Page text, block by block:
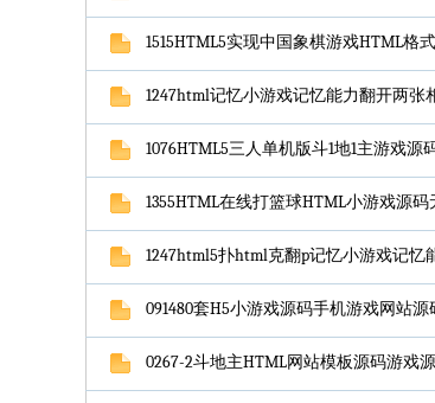
1515HTML5实现中国象棋游戏HTML格
1247html记忆小游戏记忆能力翻开两张
1076HTML5三人单机版斗1地1主游戏
1355HTML在线打篮球HTML小游戏源码
1247html5扑html克翻p记忆小游戏记忆
091480套H5小游戏源码手机游戏网站
0267-2斗地主HTML网站模板源码游戏